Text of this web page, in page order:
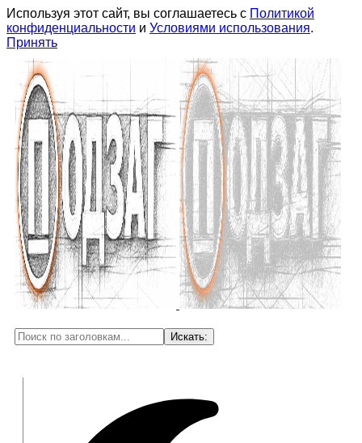
Используя этот сайт, вы соглашаетесь с Политикой
конфиденциальности и Условиями использования.
Принять